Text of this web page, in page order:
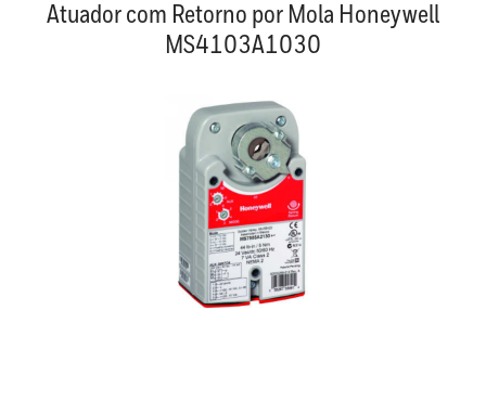
Atuador com Retorno por Mola Honeywell
MS4103A1030